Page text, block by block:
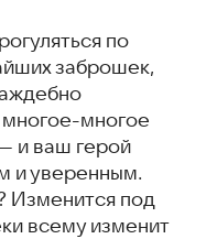
по
заброшек,
многое
и ваш герой
и уверенным.
Изменится под
всему изменит